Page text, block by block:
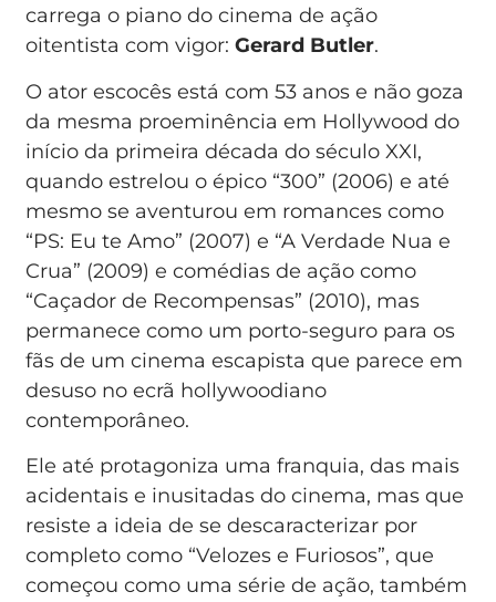
carrega o piano do cinema de ação
oitentista com vigor:Gerard Butler.
O ator escocês está com 53 anos e não goza
da mesma proeminência em Hollywood do
início da primeira década do século XXI,
quando estrelou o épico “300” (2006) e até
mesmo se aventurou em romances como
“PS: Eu te Amo” (2007) e “A Verdade Nua e
Crua” (2009) e comédias de ação como
“Caçador de Recompensas” (2010), mas
permanece como um porto-seguro para os
fãs de um cinema escapista que parece em
desuso no ecrã hollywoodiano
contemporâneo.
Ele até protagoniza uma franquia, das mais
acidentais e inusitadas do cinema, mas que
resiste a ideia de se descaracterizar por
completo como “Velozes e Furiosos”, que
começou como uma série de ação, também